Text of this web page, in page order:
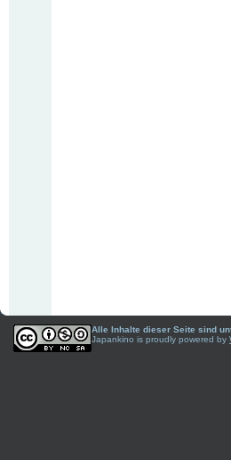
Alle Inhalte dieser Seite sind
Japankino is proudly powered by